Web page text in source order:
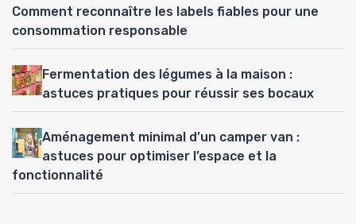
Comment reconnaître les labels fiables pour une
consommation responsable
Fermentation des légumes à la maison :
astuces pratiques pour réussir ses bocaux
Aménagement minimal d’un camper van :
astuces pour optimiser l’espace et la
fonctionnalité